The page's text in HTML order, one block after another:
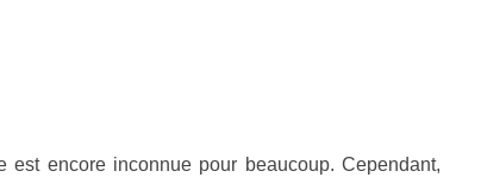
encore inconnue pour beaucoup. Cependant,